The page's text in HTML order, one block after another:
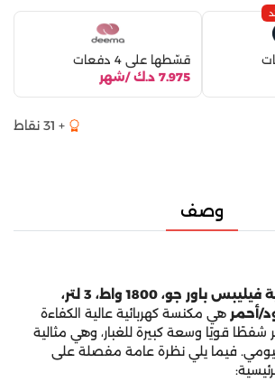
قسّطها على 4 دفعات
7.975 د.ك /شهر
+ 31 نقاط
وصف
الكهربائية فيليبس باور جو، 1800 واط، 3 لتر،
هي مكنسة كهربائية عالية الكفاءة
قويًا وسعة كبيرة للغبار، وهي مثالية
فيما يلي نظرة عامة مفصلة على